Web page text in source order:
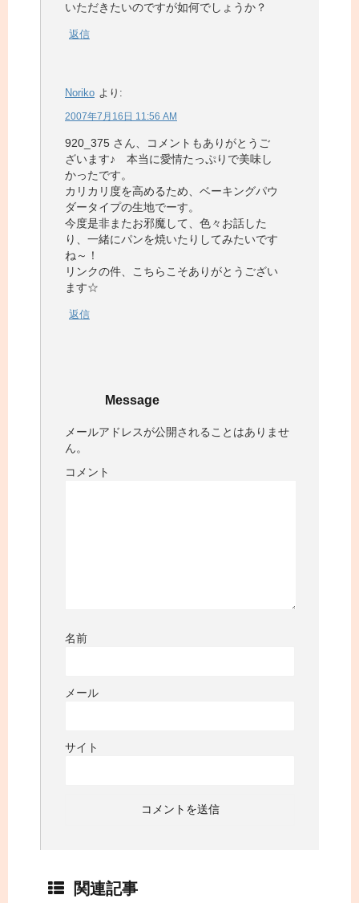
いただきたいのですが如何でしょうか？
返信
Noriko より:
2007年7月16日 11:56 AM
920_375 さん、コメントもありがとうご
ざいます♪ 本当に愛情たっぷりで美味し
かったです。
カリカリ度を高めるため、ベーキングパウ
ダータイプの生地でーす。
今度是非またお邪魔して、色々お話した
り、一緒にパンを焼いたりしてみたいです
ね～！
リンクの件、こちらこそありがとうござい
ます☆
返信
Message
メールアドレスが公開されることはありませ
ん。
コメント
名前
メール
サイト
関連記事